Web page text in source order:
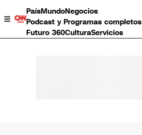
PaísMundoNegocios
Podcast y Programas completos
Futuro 360CulturaServicios